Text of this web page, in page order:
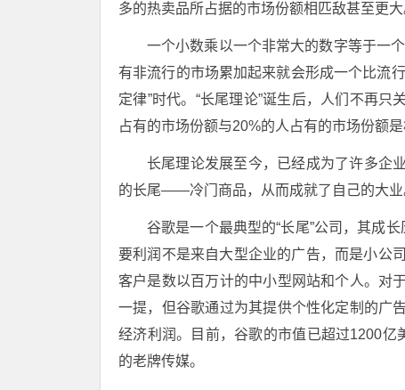
多的热卖品所占据的市场份额相匹敌甚至更大
一个小数乘以一个非常大的数字等于一
有非流行的市场累加起来就会形成一个比流
定律”时代。“长尾理论”诞生后，人们不再
占有的市场份额与20%的人占有的市场份额是
长尾理论发展至今，已经成为了许多企
的长尾——冷门商品，从而成就了自己的大业
谷歌是一个最典型的“长尾”公司，其成
要利润不是来自大型企业的广告，而是小公
客户是数以百万计的中小型网站和个人。对
一提，但谷歌通过为其提供个性化定制的广
经济利润。目前，谷歌的市值已超过1200亿
的老牌传媒。